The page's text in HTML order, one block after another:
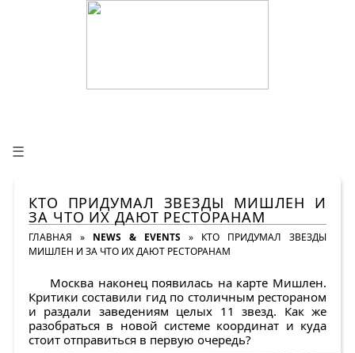
☰
КТО ПРИДУМАЛ ЗВЕЗДЫ МИШЛЕН И
ЗА ЧТО ИХ ДАЮТ РЕСТОРАНАМ
ГЛАВНАЯ » NEWS & EVENTS » КТО ПРИДУМАЛ ЗВЕЗДЫ
МИШЛЕН И ЗА ЧТО ИХ ДАЮТ РЕСТОРАНАМ
Москва наконец появилась на карте Мишлен.
Критики составили гид по столичным рестораном
и раздали заведениям целых 11 звезд. Как же
разобраться в новой системе координат и куда
стоит отправиться в первую очередь?